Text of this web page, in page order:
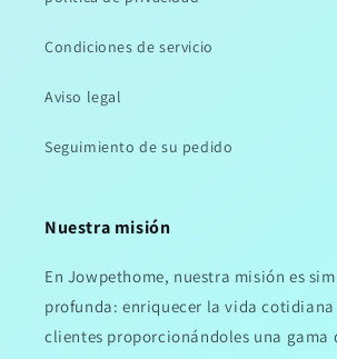
Condiciones de servicio
Aviso legal
Seguimiento de su pedido
Nuestra misión
En Jowpethome, nuestra misión es
profunda: enriquecer la vida cotidiana
clientes proporcionándoles una gama